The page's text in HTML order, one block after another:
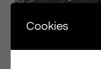
Cookies